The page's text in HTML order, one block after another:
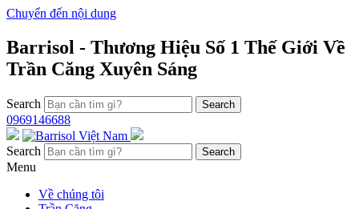
Chuyển đến nội dung
Barrisol - Thương Hiệu Số 1 Thế Giới Về
Trần Căng Xuyên Sáng
Search
0969146688
Search
Menu
Về chúng tôi